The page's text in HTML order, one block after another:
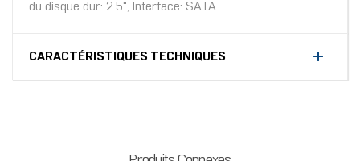
du disque dur: 2.5", Interface: SATA
CARACTÉRISTIQUES TECHNIQUES